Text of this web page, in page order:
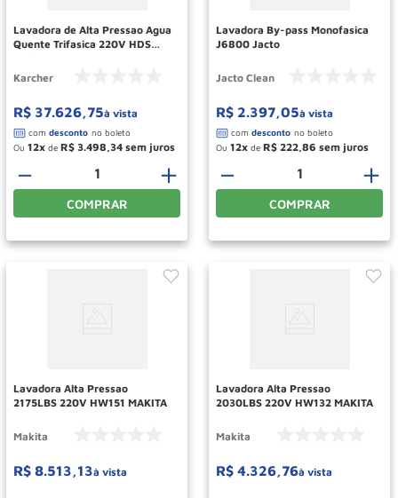
Lavadora de Alta Pressao Agua
Quente Trifasica 220V HDS
Karcher
R$ 37.626,75à vista
Ou 12 de R$ 3.498 34
＋
－
COMPRAR
Lavadora By-pass Monofasica
J6800 Jacto
Jacto Clean
R$ 2.397,05à vista
Ou 12 de R$ 222 86
＋
－
COMPRAR
Lavadora Alta Pressao
2175LBS 220V HW151 MAKITA
Makita
R$ 8.513,13à vista
Lavadora Alta Pressao
2030LBS 220V HW132 MAKITA
Makita
R$ 4.326,76à vista